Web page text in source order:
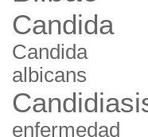
Candida
Candida
albicans
enfermedad